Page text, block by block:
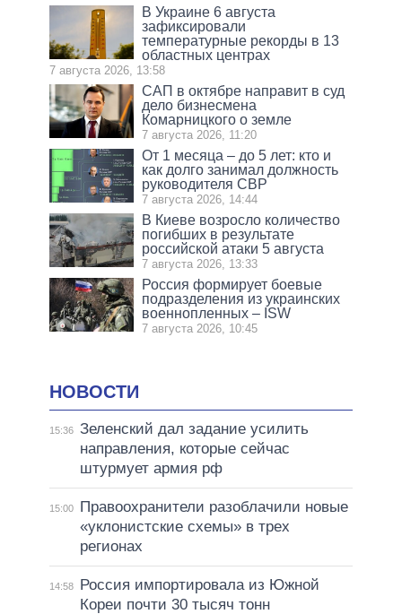
В Украине 6 августа
зафиксировали
температурные рекорды в 13
областных центрах
7 августа 2026, 13:58
САП в октябре направит в суд
дело бизнесмена
Комарницкого о земле
7 августа 2026, 11:20
От 1 месяца – до 5 лет: кто и
как долго занимал должность
руководителя СВР
7 августа 2026, 14:44
В Киеве возросло количество
погибших в результате
российской атаки 5 августа
7 августа 2026, 13:33
Россия формирует боевые
подразделения из украинских
военнопленных – ISW
7 августа 2026, 10:45
НОВОСТИ
15:36 Зеленский дал задание усилить
направления, которые сейчас
штурмует армия рф
15:00
Правоохранители разоблачили новые
«уклонистские схемы» в трех
регионах
14:58
Россия импортировала из Южной
Кореи почти 30 тысяч тонн